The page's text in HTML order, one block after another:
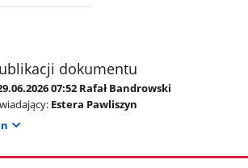
dokumentu
07:52 Rafał Bandrowski
Estera Pawliszyn